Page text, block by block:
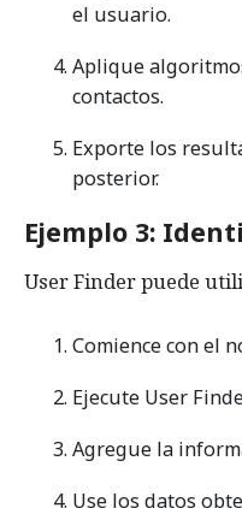
el usuario.
Aplique
contactos.
Exporte los
posterior.
Ejemplo 3:
User Finder puede
Comience con el
Ejecute User
Agregue la
Use los datos